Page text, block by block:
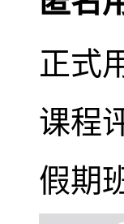
正式
课程
假期